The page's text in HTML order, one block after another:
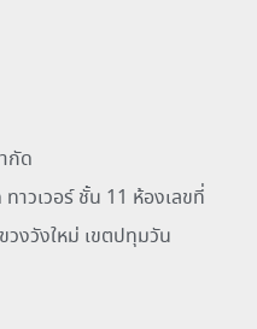
กัด
าวเวอร์ ชั้น 11 ห้องเลขที่
งวังใหม่ เขตปทุมวัน